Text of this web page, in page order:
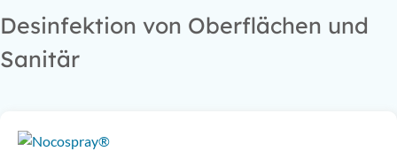
Desinfektion von Oberflächen und
Sanitär